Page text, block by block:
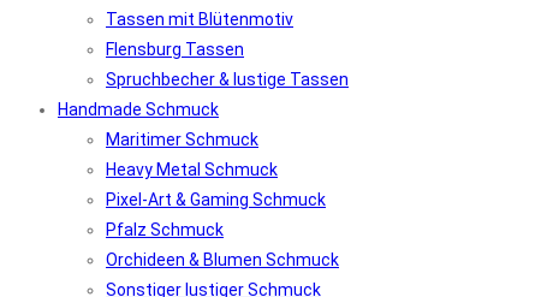
Tassen mit Blütenmotiv
Flensburg Tassen
Spruchbecher & lustige Tassen
Handmade Schmuck
Maritimer Schmuck
Heavy Metal Schmuck
Pixel-Art & Gaming Schmuck
Pfalz Schmuck
Orchideen & Blumen Schmuck
Sonstiger lustiger Schmuck